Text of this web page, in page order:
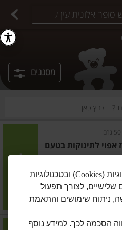
מסננים
? לחץ כאן
50 גרם
אפוי לתינוקות בטעם
מחיר מחירון
הוסיפו
50 גרם
(
Cookies) ובטכנולוגיות
שלישיים, לצורך תפעול
ניתוח שימושים והתאמת
הסכמה לכך. למידע נוסף